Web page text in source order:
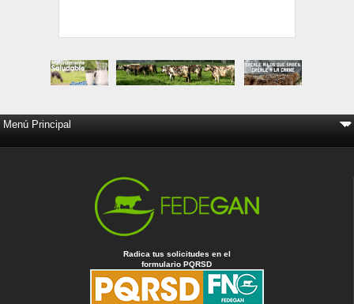
Radica tus solicitudes en el
formulario PQRSD